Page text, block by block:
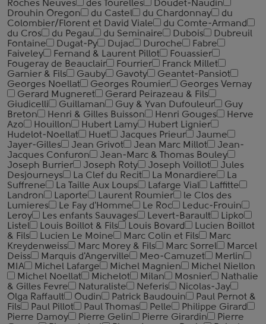
Roches Neuves
des Tourelles
Doudet-Naudin
Drouhin Oregon
du Castel du Chardonnay
du
Colombier/Florent et David Viale
du Comte-Armand
du Cros
du Pegau du Seminaire Dubois
Dubreuil
Fontaine
Dugat-Py Dujac Duroche
Fabre
Faiveley
Fernand & Laurent Pillot
Fouassier
Fougeray de Beauclair
Fourrier
Franck Millet
Garnier & Fils
Gauby Gavoty
Geantet-Pansiot
Georges Noellat
Georges Roumier
Georges Vernay
Gerard Mugneret
Gerard Peirazeau & Fils
Giudicelli
Guillaman Guy & Yvan Dufouleur
Guy
Breton
Henri & Gilles Buisson Henri Gouges
Herve
Azo
Houillon Hubert Lamy
Hubert Lignier
Hudelot-Noellat
Huet Jacques Prieur
Jaume
Jayer-Gilles
Jean Grivot Jean Marc Millot
Jean-
Jacques Confuron
Jean-Marc & Thomas Bouley
Joseph Burrier
Joseph Roty Joseph Voillot
Jules
Desjourneys
La Clef du Recit La Monardiere
La
Suffrene
La Taille Aux Loups Lafarge Vial
Laffitte
Landron
Laporte Laurent Roumier
le Clos des
Lumieres
Le Fay d'Homme Le Roc
Leduc-Frouin
Leroy
Les enfants Sauvages Levert-Barault
Lipko
Listel
Louis Boillot & Fils Louis Bovard
Lucien Boillot
& Fils
Lucien Le Moine Marc Colin et Fils
Marc
Kreydenweiss
Marc Morey & Fils Marc Sorrel
Marcel
Deiss
Marquis d'Angerville Meo-Camuzet
Merlin
MIA
Michel Lafarge Michel Magnien
Michel Niellon
Michel Noellat
Michelot Milan Mosnier
Nathalie
& Gilles Fevre
Naturaliste Neferis
Nicolas-Jay
Olga Raffault
Oudin Patrick Baudouin
Paul Pernot &
Fils
Paul Pillot Paul Thomas Pelle
Philippe Girard
Pierre Damoy
Pierre Gelin Pierre Girardin
Pierre